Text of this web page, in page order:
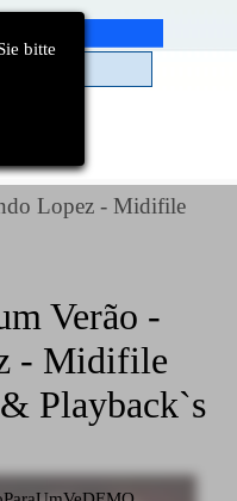
bitte
überspringen
Lopez - Midifile
Verão -
- Midifile
Playback`s